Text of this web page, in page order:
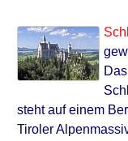
steht auf einem
Tiroler